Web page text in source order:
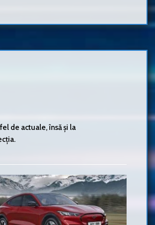
de actuale, însă și la